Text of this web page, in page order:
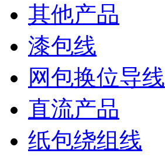
其他产品
漆包线
网包换位导线
直流产品
纸包绕组线